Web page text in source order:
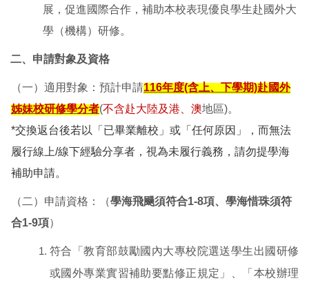
展，促進國際合作，補助本校表現優良學生赴國外大
學（機構）研修。
二、申請對象及資格
（一）適用對象：預計申請116年度(含上、下學期)赴國外
姊妹校研修學分者(不含赴大陸及港、澳地區)。
*交換返台後若以「已畢業離校」或「任何原因」，而無法
履行線上/線下經驗分享者，視為未履行義務，請勿提學海
補助申請。
（二）申請資格：（學海飛颺須符合1-8項、學海惜珠須符
合1-9項）
符合「教育部鼓勵國內大專校院選送學生出國研修
或國外專業實習補助要點修正規定」、「本校辦理